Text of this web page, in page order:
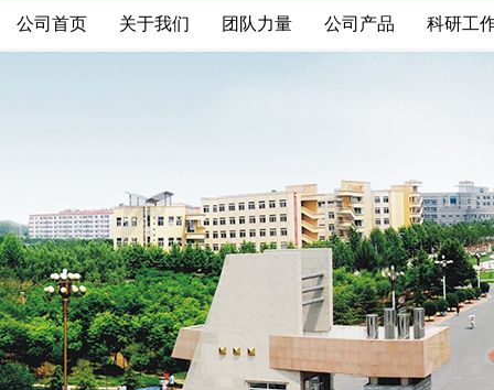
公司首页 关于我们 团队力量 公司产品 科研工